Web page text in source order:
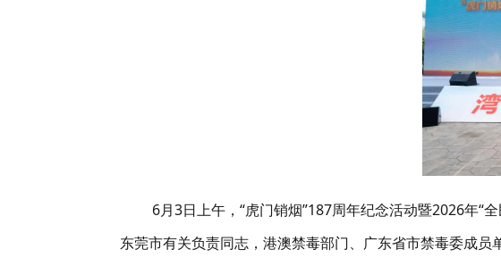
6月3日上午，“虎门销烟”187周年纪念活动暨2026年“
东莞市有关负责同志，港澳禁毒部门、广东省市禁毒委成